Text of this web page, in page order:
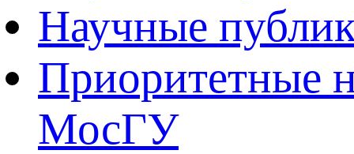
Научные
Приоритетные
МосГУ